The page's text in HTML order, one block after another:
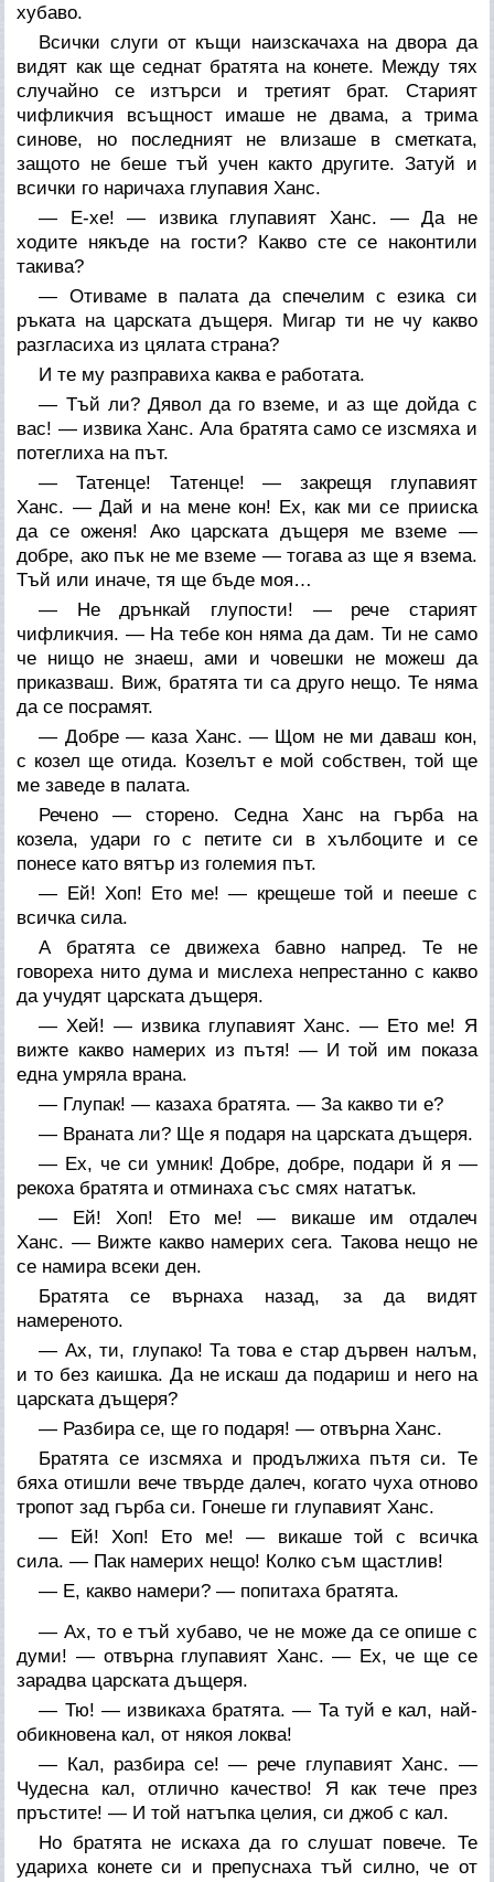
хубаво.
Всички слуги от къщи наизскачаха на двора да
видят как ще седнат братята на конете. Между тях
случайно се изтърси и третият брат. Старият
чифликчия всъщност имаше не двама, а трима
синове, но последният не влизаше в сметката,
защото не беше тъй учен както другите. Затуй и
всички го наричаха глупавия Ханс.
— Е-хе! — извика глупавият Ханс. — Да не
ходите някъде на гости? Какво сте се наконтили
такива?
— Отиваме в палата да спечелим с езика си
ръката на царската дъщеря. Мигар ти не чу какво
разгласиха из цялата страна?
И те му разправиха каква е работата.
— Тъй ли? Дявол да го вземе, и аз ще дойда с
вас! — извика Ханс. Ала братята само се изсмяха и
потеглиха на път.
— Татенце! Татенце! — закрещя глупавият
Ханс. — Дай и на мене кон! Ех, как ми се прииска
да се оженя! Ако царската дъщеря ме вземе —
добре, ако пък не ме вземе — тогава аз ще я взема.
Тъй или иначе, тя ще бъде моя…
— Не дрънкай глупости! — рече старият
чифликчия. — На тебе кон няма да дам. Ти не само
че нищо не знаеш, ами и човешки не можеш да
приказваш. Виж, братята ти са друго нещо. Те няма
да се посрамят.
— Добре — каза Ханс. — Щом не ми даваш кон,
с козел ще отида. Козелът е мой собствен, той ще
ме заведе в палата.
Речено — сторено. Седна Ханс на гърба на
козела, удари го с петите си в хълбоците и се
понесе като вятър из големия път.
— Ей! Хоп! Ето ме! — крещеше той и пееше с
всичка сила.
А братята се движеха бавно напред. Те не
говореха нито дума и мислеха непрестанно с какво
да учудят царската дъщеря.
— Хей! — извика глупавият Ханс. — Ето ме! Я
вижте какво намерих из пътя! — И той им показа
една умряла врана.
— Глупак! — казаха братята. — За какво ти е?
— Враната ли? Ще я подаря на царската дъщеря.
— Ех, че си умник! Добре, добре, подари й я —
рекоха братята и отминаха със смях нататък.
— Ей! Хоп! Ето ме! — викаше им отдалеч
Ханс. — Вижте какво намерих сега. Такова нещо не
се намира всеки ден.
Братята се върнаха назад, за да видят
намереното.
— Ах, ти, глупако! Та това е стар дървен налъм,
и то без каишка. Да не искаш да подариш и него на
царската дъщеря?
— Разбира се, ще го подаря! — отвърна Ханс.
Братята се изсмяха и продължиха пътя си. Те
бяха отишли вече твърде далеч, когато чуха отново
тропот зад гърба си. Гонеше ги глупавият Ханс.
— Ей! Хоп! Ето ме! — викаше той с всичка
сила. — Пак намерих нещо! Колко съм щастлив!
— Е, какво намери? — попитаха братята.
— Ах, то е тъй хубаво, че не може да се опише с
думи! — отвърна глупавият Ханс. — Ех, че ще се
зарадва царската дъщеря.
— Тю! — извикаха братята. — Та туй е кал, най-
обикновена кал, от някоя локва!
— Кал, разбира се! — рече глупавият Ханс. —
Чудесна кал, отлично качество! Я как тече през
пръстите! — И той натъпка целия, си джоб с кал.
Но братята не искаха да го слушат повече. Те
удариха конете си и препуснаха тъй силно, че от